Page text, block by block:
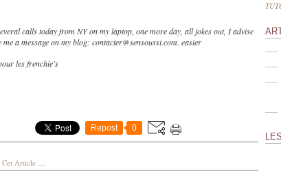
calls today from NY on my laptop, one more day, all jokes out, I advise
me a message on my blog: contacter@sensoussi.com. easier
les frenchie's
Repost 0
Cet Article …